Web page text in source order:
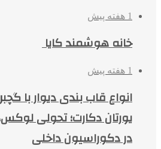
1 هفته پیش
خانه هوشمند کایا
1 هفته پیش
انواع قاب بندی دیوار با
یورتان دکارت؛ تحولی
در دکوراسیون داخلی